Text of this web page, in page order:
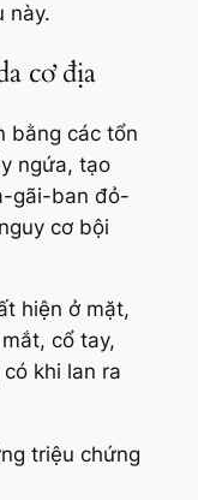
này.
cơ địa
bằng các tổn
ngứa, tạo
gãi-ban đỏ-
cơ bội
hiện ở mặt,
cổ tay,
khi lan ra
triệu chứng